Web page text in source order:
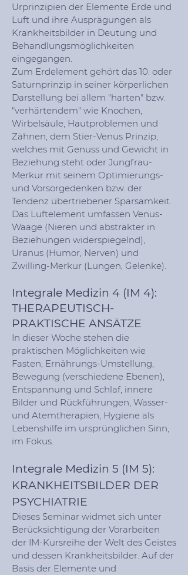
Urprinzipien der Elemente Erde und
Luft und ihre Ausprägungen als
Krankheitsbilder in Deutung und
Behandlungsmöglichkeiten
eingegangen.
Zum Erdelement gehört das 10. oder
Saturnprinzip in seiner körperlichen
Darstellung bei allem "harten" bzw.
"verhärtendem" wie Knochen,
Wirbelsäule, Hautproblemen und
Zähnen, dem Stier-Venus Prinzip,
welches mit Genuss und Gewicht in
Beziehung steht oder Jungfrau-
Merkur mit seinem Optimierungs-
und Vorsorgedenken bzw. der
Tendenz übertriebener Sparsamkeit.
Das Luftelement umfassen Venus-
Waage (Nieren und abstrakter in
Beziehungen widerspiegelnd),
Uranus (Humor, Nerven) und
Zwilling-Merkur (Lungen, Gelenke).
Integrale Medizin 4 (IM 4):
THERAPEUTISCH-
PRAKTISCHE ANSÄTZE
In dieser Woche stehen die
praktischen Möglichkeiten wie
Fasten, Ernährungs-Umstellung,
Bewegung (verschiedene Ebenen),
Entspannung und Schlaf, innere
Bilder und Rückführungen, Wasser-
und Atemtherapien, Hygiene als
Lebenshilfe im ursprünglichen Sinn,
im Fokus.
Integrale Medizin 5 (IM 5):
KRANKHEITSBILDER DER
PSYCHIATRIE
Dieses Seminar widmet sich unter
Berücksichtigung der Vorarbeiten
der IM-Kursreihe der Welt des Geistes
und dessen Krankheitsbilder. Auf der
Basis der Elemente und